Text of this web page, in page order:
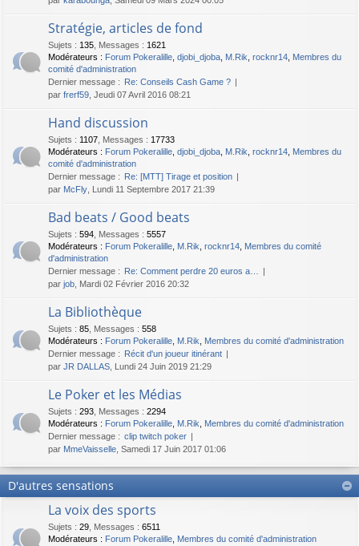
Stratégie, articles de fond
Sujets : 135 Messages : 1621
Modérateurs : Forum Pokeralille djobi_djoba M.Rik rocknr14 Membres du
comité d'administration
Dernier message : Re: Conseils Cash Game ?
par frerf59 , Jeudi 07 Avril 2016 08:21
Hand discussion
Sujets : 1107 Messages : 17733
Modérateurs : Forum Pokeralille djobi_djoba M.Rik rocknr14 Membres du
comité d'administration
Dernier message : Re: [MTT] Tirage et position
par McFly , Lundi 11 Septembre 2017 21:39
Bad beats / Good beats
Sujets : 594 Messages : 5557
Modérateurs : Forum Pokeralille M.Rik rocknr14 Membres du comité
d'administration
Dernier message : Re: Comment perdre 20 euros a…
par job , Mardi 02 Février 2016 20:32
La Bibliothèque
Sujets : 85 Messages : 558
Modérateurs : Forum Pokeralille M.Rik
Membres du comité d'administration
Dernier message : Récit d'un joueur itinérant
par JR DALLAS , Lundi 24 Juin 2019 21:29
Le Poker et les Médias
Sujets : 293 Messages : 2294
Modérateurs : Forum Pokeralille M.Rik
Membres du comité d'administration
Dernier message : clip twitch poker
par MmeVaisselle , Samedi 17 Juin 2017 01:06
D'autres sensations
La voix des sports
Sujets : 29 Messages : 6511
Modérateurs : Forum Pokeralille Membres du comité d'administration